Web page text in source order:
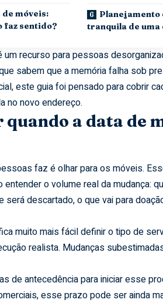
de móveis:
faz sentido?
Planejamento
tranquila de
recurso para pessoas
sabem que a memória falha sob
este guia foi pensado para cobrir
no novo endereço.
quando a data de
faz é olhar para os móveis.
o volume real da mudança:
será descartado, o que vai para
muito mais fácil definir o tipo de
realista. Mudanças
de antecedência para iniciar esse
esse prazo pode ser ainda